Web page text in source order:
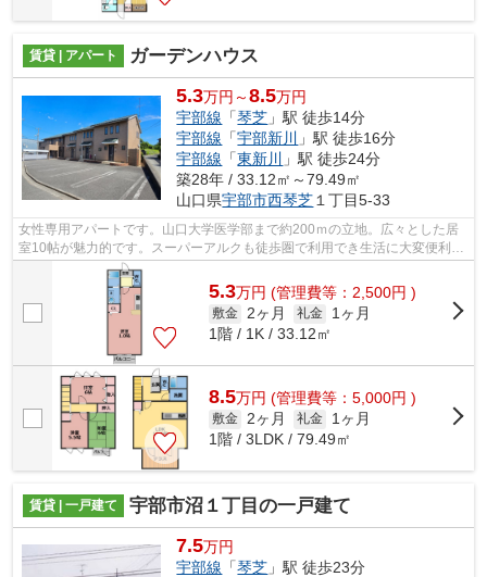
賃貸 | アパート ガーデンハウス
5.3万円～8.5万円
宇部線 「琴芝 」駅 徒歩14分
宇部線 「宇部新川
」駅 徒歩16分
宇部線 「東新川
」駅 徒歩24分
築28年 / 33.12㎡～79.49㎡
山口県宇部市西琴芝 １丁目5-33
女性専用アパートです。山口大学医学部まで約200ｍの立地。広々とした居
室10帖が魅力的です。スーパーアルクも徒歩圏で利用でき生活に大変便利で
す。住まい探しの大事な決め手です。宇...
5.3万円 (管理費等：2,500円 )
敷金 2ヶ月 礼金
1ヶ月
1階 / 1K / 33.12㎡
8.5万円 (管理費等：5,000円 )
敷金 2ヶ月 礼金
1ヶ月
1階 / 3LDK / 79.49㎡
賃貸 | 一戸建て 宇部市沼１丁目の一戸建て
7.5万円
宇部線 「琴芝 」駅 徒歩23分